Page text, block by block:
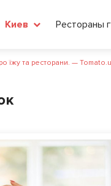
Киев Рестораны
їжу та ресторани. —